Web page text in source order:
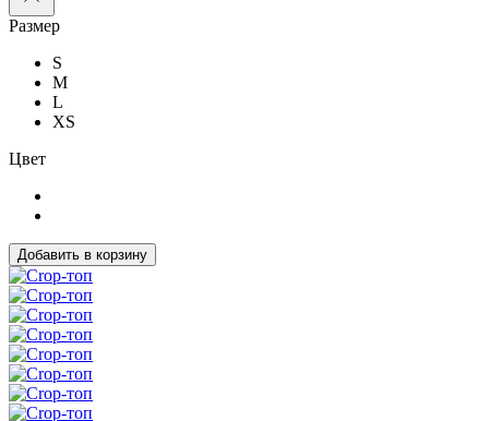
Размер
S
M
L
XS
Цвет
Добавить в корзину